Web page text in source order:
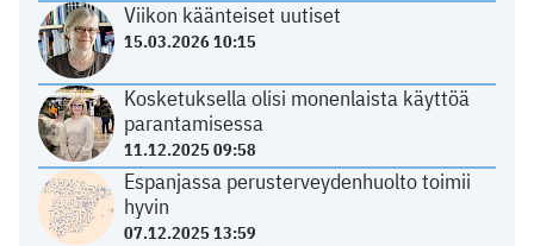
Viikon käänteiset uutiset
15.03.2026 10:15
Kosketuksella olisi monenlaista käyttöä
parantamisessa
11.12.2025 09:58
Espanjassa perusterveydenhuolto toimii
hyvin
07.12.2025 13:59